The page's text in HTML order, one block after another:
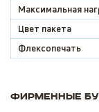
Максимальная
Цвет пакета
Флексопечать
Фирменные